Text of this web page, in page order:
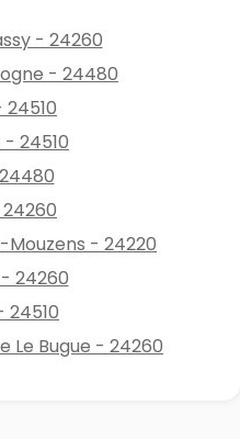
- 24260
- 24480
24510
24510
- 24220
- 24260
24510
Le Bugue - 24260